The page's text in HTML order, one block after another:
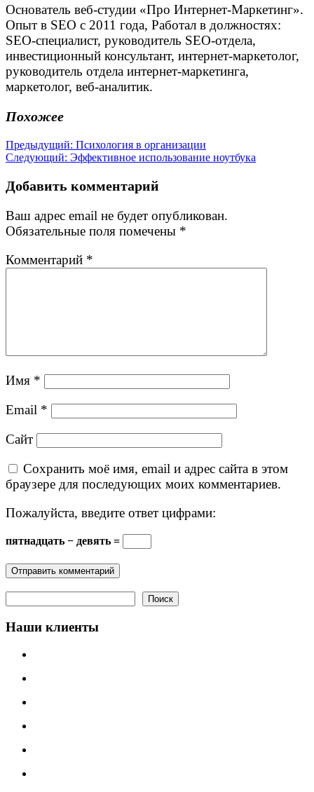
Основатель веб-студии «Про Интернет-Маркетинг».
Опыт в SEO с 2011 года, Работал в должностях:
SEO-специалист, руководитель SEO-отдела,
инвестиционный консультант, интернет-маркетолог,
руководитель отдела интернет-маркетинга,
маркетолог, веб-аналитик.
Похожее
Навигация
по
записям
Предыдущий: Предыдущая
запись:
Психология в организации
Следующий: Следующая
Эффективное использование ноутбука
Добавить комментарий
Ваш адрес email не будет опубликован.
Обязательные поля помечены *
Комментарий *
Имя *
Email *
Сайт
Сохранить моё имя, email и адрес сайта в этом
браузере для последующих моих комментариев.
Пожалуйста, введите ответ цифрами:
пятнадцать − девять =
Поиск
Наши клиенты